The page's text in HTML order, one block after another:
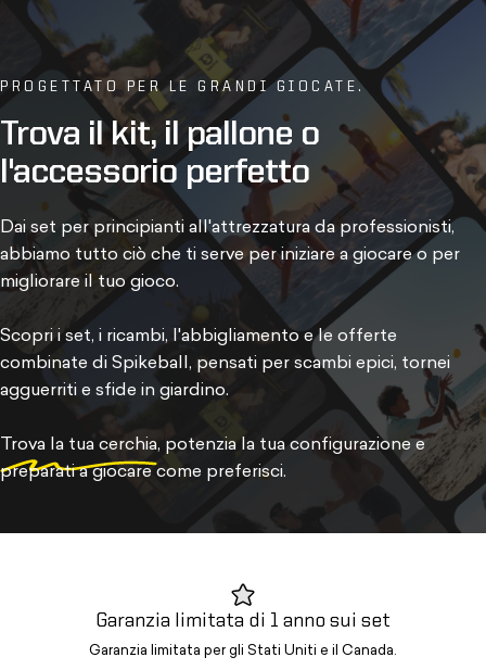
PROGETTATO PER LE GRANDI GIOCATE.
Trova il kit, il pallone o
l'accessorio perfetto
Dai set per principianti all'attrezzatura da professionisti,
abbiamo tutto ciò che ti serve per iniziare a giocare o per
migliorare il tuo gioco.
Scopri i set, i ricambi, l'abbigliamento e le offerte
combinate di Spikeball, pensati per scambi epici, tornei
agguerriti e sfide in giardino.
Trova la tua cerchia, potenzia la tua configurazione e
preparati a giocare come preferisci.
Garanzia limitata di 1 anno sui set
Garanzia limitata per gli Stati Uniti e il Canada.